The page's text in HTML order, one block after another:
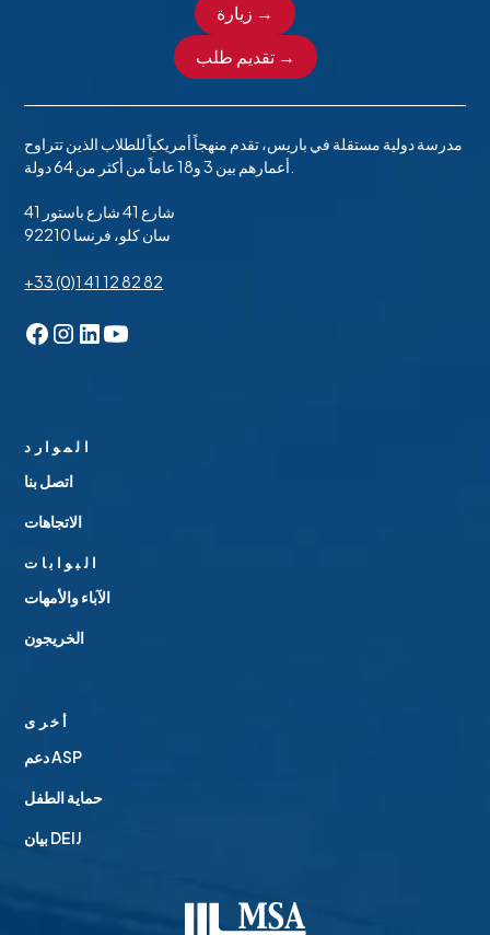
زيارة →
تقديم طلب →
مدرسة دولية مستقلة في باريس، تقدم منهجاً أمريكياً للطلاب الذين تتراوح
41 شارع 41 شارع باستور
92210 سان كلو، فرنسا
+33 (0)1 41 12 82 82
الموارد
اتصل بنا
الاتجاهات
البوابات
الآباء والأمهات
الخريجون
أخرى
دعم ASP
حماية الطفل
بيان DEIJ